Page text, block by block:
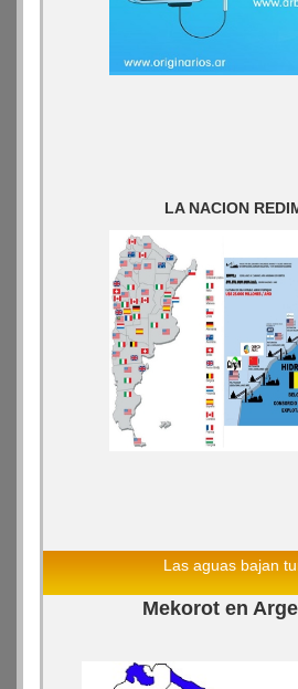
LA NACION
Las aguas bajan
Mekorot en